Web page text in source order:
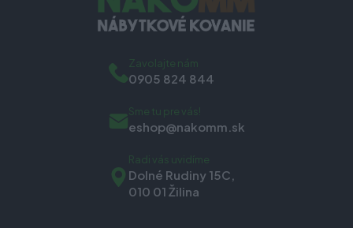
Zavolajte nám
0905 824 844
Sme tu pre vás!
eshop@nakomm.sk
Radi vás uvidíme
Dolné Rudiny 15C,
010 01 Žilina